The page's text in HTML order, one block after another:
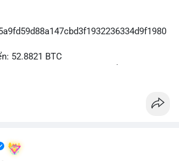
52.8821 BTC
dịch duy nhất, cho thấy chủ sở hữu là tổ
hữu tài sản lớn. Hành vi này diễn ra